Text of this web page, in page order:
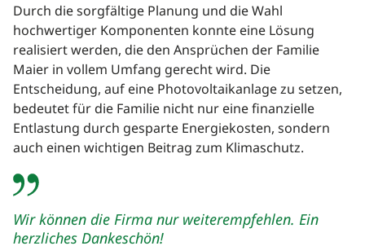
Durch die sorgfältige Planung und die Wahl
hochwertiger Komponenten konnte eine Lösung
realisiert werden, die den Ansprüchen der Familie
Maier in vollem Umfang gerecht wird. Die
Entscheidung, auf eine Photovoltaikanlage zu setzen,
bedeutet für die Familie nicht nur eine finanzielle
Entlastung durch gesparte Energiekosten, sondern
auch einen wichtigen Beitrag zum Klimaschutz.
Wir können die Firma nur weiterempfehlen. Ein
herzliches Dankeschön!